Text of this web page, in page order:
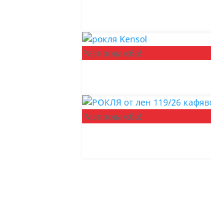
Разпродажба!
Разпродажба!